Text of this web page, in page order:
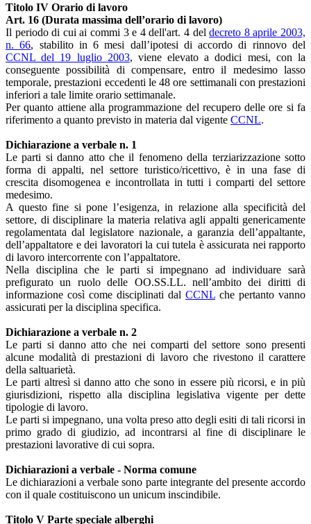
Titolo IV Orario di lavoro
Art. 16 (Durata massima dell’orario di lavoro)
Il periodo di cui ai commi 3 e 4 dell'art. 4 deldecreto 8 aprile 2003,
n. 66, stabilito in 6 mesi dall’ipotesi di accordo di rinnovo del
CCNL del 19 luglio 2003, viene elevato a dodici mesi, con la
conseguente possibilità di compensare, entro il medesimo lasso
temporale, prestazioni eccedenti le 48 ore settimanali con prestazioni
inferiori a tale limite orario settimanale.
Per quanto attiene alla programmazione del recupero delle ore si fa
riferimento a quanto previsto in materia dal vigente CCNL.
Dichiarazione a verbale n. 1
Le parti si danno atto che il fenomeno della terziarizzazione sotto
forma di appalti, nel settore turistico/ricettivo, è in una fase di
crescita disomogenea e incontrollata in tutti i comparti del settore
medesimo.
A questo fine si pone l’esigenza, in relazione alla specificità del
settore, di disciplinare la materia relativa agli appalti genericamente
regolamentata dal legislatore nazionale, a garanzia dell’appaltante,
dell’appaltatore e dei lavoratori la cui tutela è assicurata nei rapporto
di lavoro intercorrente con l’appaltatore.
Nella disciplina che le parti si impegnano ad individuare sarà
prefigurato un ruolo delle OO.SS.LL. nell’ambito dei diritti di
informazione così come disciplinati dal CCNL che pertanto vanno
assicurati per la disciplina specifica.
Dichiarazione a verbale n. 2
Le parti si danno atto che nei comparti del settore sono presenti
alcune modalità di prestazioni di lavoro che rivestono il carattere
della saltuarietà.
Le parti altresì si danno atto che sono in essere più ricorsi, e in più
giurisdizioni, rispetto alla disciplina legislativa vigente per dette
tipologie di lavoro.
Le parti si impegnano, una volta preso atto degli esiti di tali ricorsi in
primo grado di giudizio, ad incontrarsi al fine di disciplinare le
prestazioni lavorative di cui sopra.
Dichiarazioni a verbale - Norma comune
Le dichiarazioni a verbale sono parte integrante del presente accordo
con il quale costituiscono un unicum inscindibile.
Titolo V Parte speciale alberghi